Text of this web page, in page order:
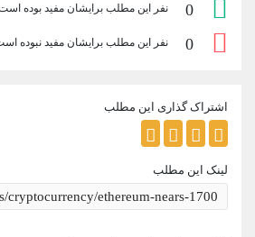
0 نفر این مطلب برایشان مفید بوده
0 نفر این مطلب برایشان مفید نبوده
اشتراک گذاری این مطلب
لینک این مطلب